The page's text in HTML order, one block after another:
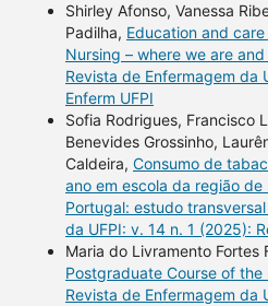
Shirley Afonso, Vanessa
Padilha, Education and
Nursing – where we are
Revista de Enfermagem da
Enferm UFPI
Sofia Rodrigues, Francisco
Benevides Grossinho,
Caldeira, Consumo de
ano em escola da região de
Portugal: estudo transversal
da UFPI: v. 14 n. 1 (2025):
Maria do Livramento Fortes
Postgraduate Course of the
Revista de Enfermagem da